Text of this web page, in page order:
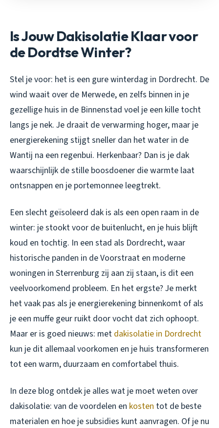
Is Jouw Dakisolatie Klaar voor
de Dordtse Winter?
Stel je voor: het is een gure winterdag in Dordrecht. De
wind waait over de Merwede, en zelfs binnen in je
gezellige huis in de Binnenstad voel je een kille tocht
langs je nek. Je draait de verwarming hoger, maar je
energierekening stijgt sneller dan het water in de
Wantij na een regenbui. Herkenbaar? Dan is je dak
waarschijnlijk de stille boosdoener die warmte laat
ontsnappen en je portemonnee leegtrekt.
Een slecht geïsoleerd dak is als een open raam in de
winter: je stookt voor de buitenlucht, en je huis blijft
koud en tochtig. In een stad als Dordrecht, waar
historische panden in de Voorstraat en moderne
woningen in Sterrenburg zij aan zij staan, is dit een
veelvoorkomend probleem. En het ergste? Je merkt
het vaak pas als je energierekening binnenkomt of als
je een muffe geur ruikt door vocht dat zich ophoopt.
Maar er is goed nieuws: met dakisolatie in Dordrecht
kun je dit allemaal voorkomen en je huis transformeren
tot een warm, duurzaam en comfortabel thuis.
In deze blog ontdek je alles wat je moet weten over
dakisolatie: van de voordelen en kosten tot de beste
materialen en hoe je subsidies kunt aanvragen. Of je nu